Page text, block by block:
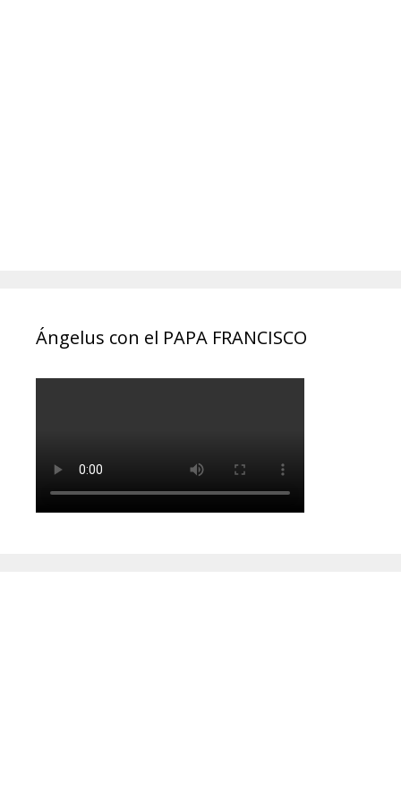
Ángelus con el PAPA FRANCISCO